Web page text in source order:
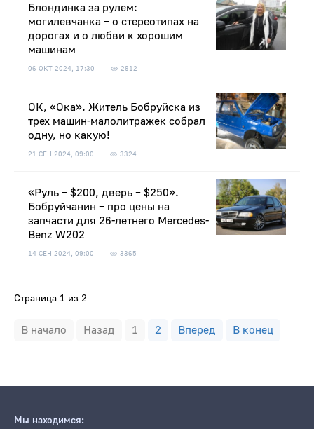
Блондинка за рулем:
могилевчанка – о стереотипах на
дорогах и о любви к хорошим
машинам
06 ОКТ 2024, 17:30 2912
ОК, «Ока». Житель Бобруйска из
трех машин-малолитражек собрал
одну, но какую!
21 СЕН 2024, 09:00 3324
«Руль – $200, дверь – $250».
Бобруйчанин – про цены на
запчасти для 26-летнего Mercedes-
Benz W202
14 СЕН 2024, 09:00 3365
Страница 1 из 2
В начало Назад 1 2 Вперед В конец
Мы находимся: